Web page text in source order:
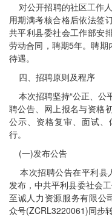
对公开招聘的社区工作
用期满考核合格后依法签
共平利县委社会工作部安
劳动合同，聘期5年。聘
待遇。
四、招聘原则及程序
本次招聘坚持“公正、公
聘公告、网上报名与资格
公示、资格复审、面试
行。
(一)发布公告
本次招聘公告在平利县
发布，中共平利县委社会
至诚人力资源服务有限公
众号(ZCRL3220061)同步转